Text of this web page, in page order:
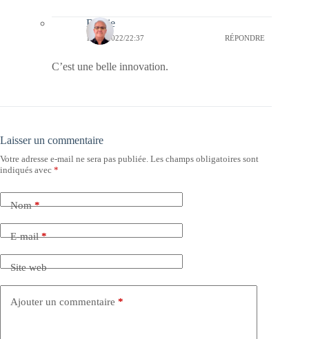
Bernie
13/12/2022/22:37 RÉPONDRE
C’est une belle innovation.
Laisser un commentaire
Votre adresse e-mail ne sera pas publiée. Les champs obligatoires sont
indiqués avec *
Nom*
E-mail*
Site web
Ajouter un commentaire *